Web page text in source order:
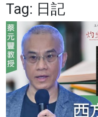
健康
商業
科技
影片
名家榜
Tag: 日記